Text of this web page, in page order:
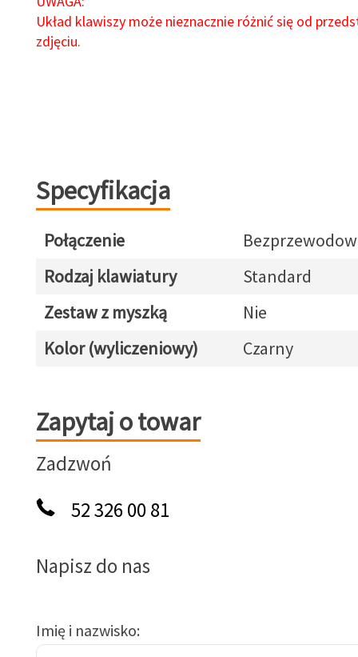
Układ klawiszy może nieznacznie różnić się od
zdjęciu.
Specyfikacja
Połączenie
Rodzaj klawiatury
Standard
Zestaw z myszką
Nie
Kolor (wyliczeniowy)
Czarny
Zapytaj o towar
Zapytaj o towar
Zadzwoń
52 326 00 81
Napisz do nas
Imię i nazwisko